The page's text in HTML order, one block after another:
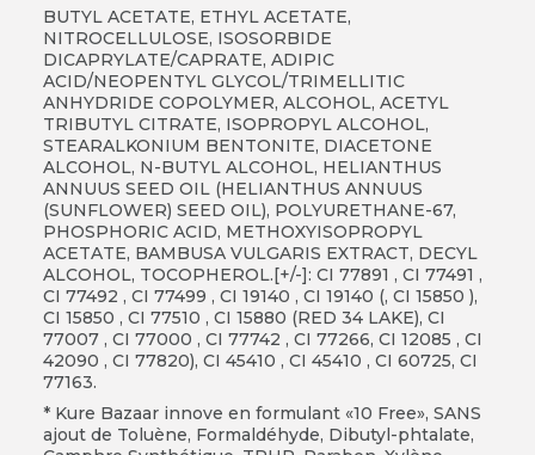
BUTYL ACETATE, ETHYL ACETATE,
NITROCELLULOSE, ISOSORBIDE
DICAPRYLATE/CAPRATE, ADIPIC
ACID/NEOPENTYL GLYCOL/TRIMELLITIC
ANHYDRIDE COPOLYMER, ALCOHOL, ACETYL
TRIBUTYL CITRATE, ISOPROPYL ALCOHOL,
STEARALKONIUM BENTONITE, DIACETONE
ALCOHOL, N-BUTYL ALCOHOL, HELIANTHUS
ANNUUS SEED OIL (HELIANTHUS ANNUUS
(SUNFLOWER) SEED OIL), POLYURETHANE-67,
PHOSPHORIC ACID, METHOXYISOPROPYL
ACETATE, BAMBUSA VULGARIS EXTRACT, DECYL
ALCOHOL, TOCOPHEROL.[+/-]: CI 77891 , CI 77491 ,
CI 77492 , CI 77499 , CI 19140 , CI 19140 (, CI 15850 ),
CI 15850 , CI 77510 , CI 15880 (RED 34 LAKE), CI
77007 , CI 77000 , CI 77742 , CI 77266, CI 12085 , CI
42090 , CI 77820), CI 45410 , CI 45410 , CI 60725, CI
77163.
* Kure Bazaar innove en formulant «10 Free», SANS
ajout de Toluène, Formaldéhyde, Dibutyl-phtalate,